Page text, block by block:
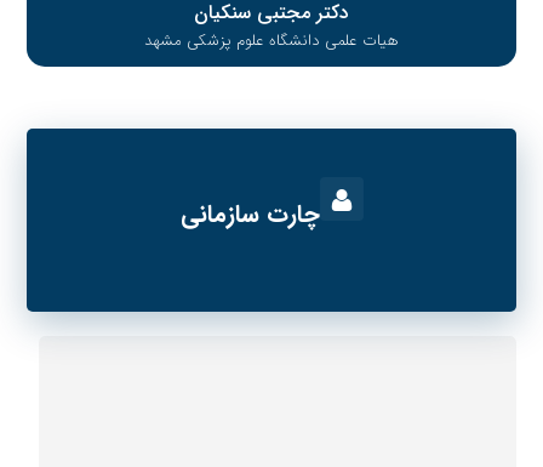
دکتر مجتبی سنکیان
هیات علمی دانشگاه علوم پزشکی مشهد
چارت سازمانی